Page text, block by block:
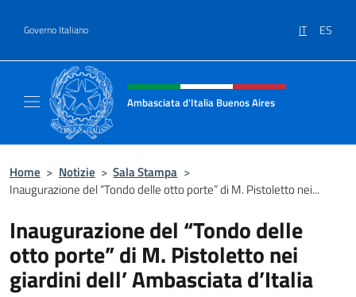
Governo Italiano IT ES
Intestazione sito, social e menù
Ambasciata d'Italia Buenos Aires
Home > Notizie > Sala Stampa >
Inaugurazione del “Tondo delle otto porte” di M. Pistoletto nei...
Inaugurazione del “Tondo delle
otto porte” di M. Pistoletto nei
giardini dell’ Ambasciata d’Italia